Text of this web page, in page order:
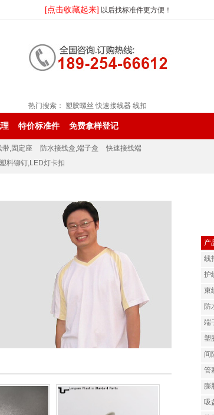
[点击收藏起来] 以后找标准件更方便！
热门搜索： 塑胶螺丝 快速接线器 线扣
特价标准件 免费拿样登记
带,固定座 防水接线盒,端子盒
快速接线端
塑料铆钉,LED灯卡扣
产
线
夹
板
护
护
护
束
固
防
盒
盒
端
接
快
塑
丝
间
卡
管
子
膨
塑
吸